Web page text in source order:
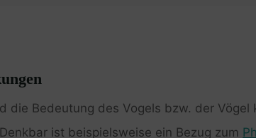
die Bedeutung des Vogels bzw. der Vögel
ist beispielsweise ein Bezug zum